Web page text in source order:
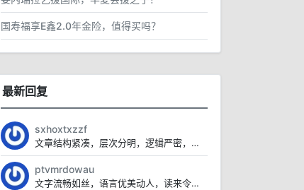
国寿福享E鑫2.0年金险，值得买吗？
最新回复
sxhoxtxzzf
文章结构紧凑，层次分明，逻辑严密，让人一读即懂。
ptvmrdowau
文字流畅如丝，语言优美动人，读来令人心旷神怡。